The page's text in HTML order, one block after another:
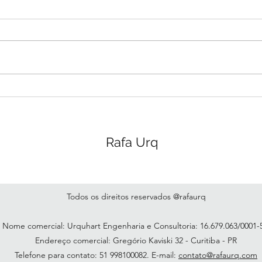
só
de
Rafa Urq
Todos os direitos reservados @rafaurq
Nome comercial: Urquhart Engenharia e Consultoria: 16.679.063/0001-
Endereço comercial: Gregório Kaviski 32 - Curitiba - PR
Telefone para contato: 51 998100082. E-mail: contato@rafaurq.com